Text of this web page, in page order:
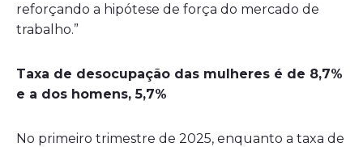
reforçando a hipótese de força do mercado de
trabalho.”
Taxa de desocupação das mulheres é de 8,7%
e a dos homens, 5,7%
No primeiro trimestre de 2025, enquanto a taxa de